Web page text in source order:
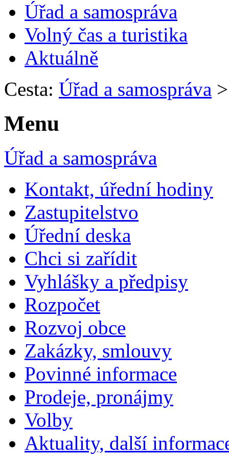
Úřad a samospráva
Volný čas a turistika
Aktuálně
Cesta: Úřad a samospráva
Menu
Úřad a samospráva
Kontakt, úřední hodiny
Zastupitelstvo
Úřední deska
Chci si zařídit
Vyhlášky a předpisy
Rozpočet
Rozvoj obce
Zakázky, smlouvy
Povinné informace
Prodeje, pronájmy
Volby
Aktuality, další